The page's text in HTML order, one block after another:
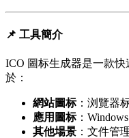
📌 工具簡介
ICO 圖标生成器是一款快
於：
網站圖标：浏覽器
應用圖标：
其他場景 ：文件管